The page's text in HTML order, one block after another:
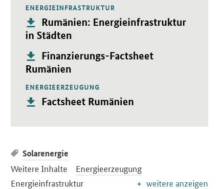
ENERGIEINFRASTRUKTUR
Publikation:
Rumänien: Energieinfrastruktur
in Städten
Öffnet PDF "Rumänien: Energieinfrastruktur in Städten" in
Publikation:
Finanzierungs-Factsheet
Rumänien
Öffnet PDF "Finanzierungs-Factsheet Rumänien" in neuem
ENERGIEERZEUGUNG
Publikation:
Factsheet Rumänien
Öffnet PDF "Factsheet Rumänien" in neuem Fenster.
Solarenergie
Weitere Inhalte
Energieerzeugung
Energieinfrastruktur
weitere anzeigen